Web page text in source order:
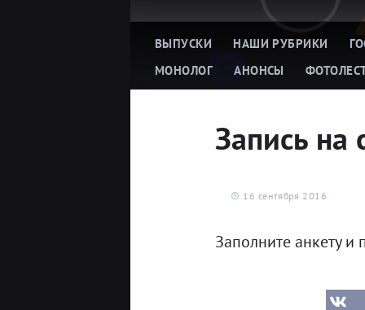
ВЫПУСКИ НАШИ РУБРИКИ
МОНОЛОГ
АНОНСЫ
Запись на
16 сентября 2016
Заполните анкету и